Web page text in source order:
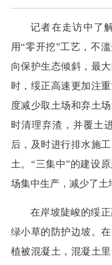
记者在走访中了
用“零开挖”工艺，不
向保护生态倾斜，最
时，绥正高速更加注
度减少取土场和弃土
时清理弃渣，并覆土
后，及时进行排水施
土。“三集中”的建设
场集中生产，减少了土
在岸坡陡峻的绥
绿小草的防护边坡。
植被混凝土，混凝土